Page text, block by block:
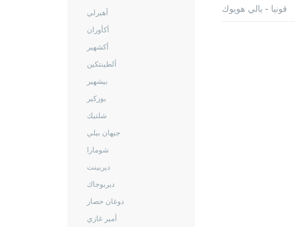
أهيرلي
أكأوران
أكشهير
ألطينتكين
بيشهير
بوزكير
شلتيك
جيهان بيلي
شومارا
ديربينت
ديربوجاك
دوغان حصار
أمير غازي
قونيا - يالي هويوك